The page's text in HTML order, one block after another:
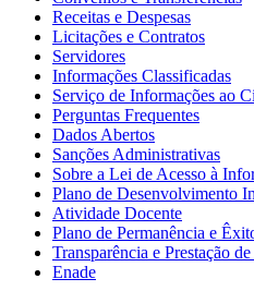
Receitas e Despesas
Licitações e Contratos
Servidores
Informações Classificadas
Serviço de Informações ao
Perguntas Frequentes
Dados Abertos
Sanções Administrativas
Sobre a Lei de Acesso à
Plano de Desenvolvimento
Atividade Docente
Plano de Permanência e
Transparência e Prestação
Enade